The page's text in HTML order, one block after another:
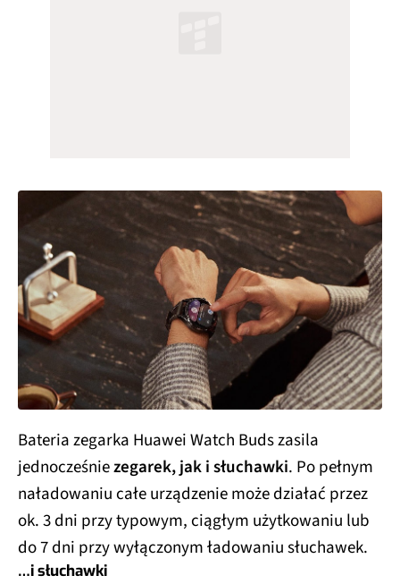
Bateria zegarka Huawei Watch Buds zasila
jednocześniezegarek, jak i słuchawki. Po pełnym
naładowaniu całe urządzenie może działać przez
ok. 3 dni przy typowym, ciągłym użytkowaniu lub
do 7 dni przy wyłączonym ładowaniu słuchawek.
…i słuchawki